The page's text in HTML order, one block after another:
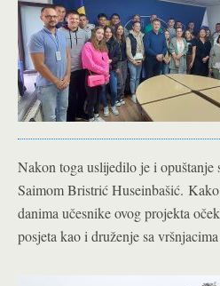
Nakon toga uslijedilo je i opuštanje
Saimom Bristrić Huseinbašić.
danima učesnike ovog projekta
posjeta kao i druženje sa